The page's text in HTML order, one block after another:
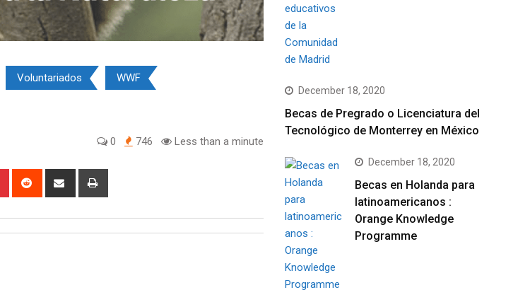
Voluntariados WWF
0 746 Less than a minute
Pinterest Reddit
Share
December 18, 2020
Becas de Pregrado o Licenciatura del
Tecnológico de Monterrey en México
December 18, 2020
Becas en Holanda para
latinoamericanos :
Orange Knowledge
Programme